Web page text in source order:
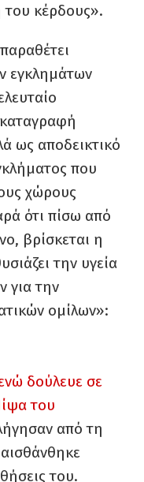
του κέρδους».
εγκλημάτων
ως αποδεικτικό
που
χώρους
ότι πίσω από
βρίσκεται η
την υγεία
για την
ομίλων»:
δούλευε σε
του
από τη
του.